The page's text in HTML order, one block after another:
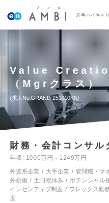
若手ハイキャ
Value
（Mgrクラス）
求人No.GRAND-251010KN
財務・会計コンサル
年収
1000万円～1249万円
外資系企業
大手企業 管理職・マ
外折衝
土日祝休み ポテンシャル
インセンティブ制度
フレックス勤
度